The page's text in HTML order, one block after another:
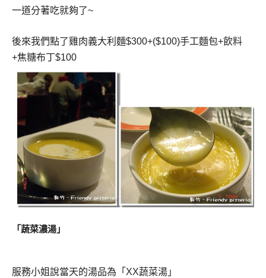
一道分著吃就夠了~
後來我們點了雞肉義大利麵$300+($100)手工麵包+飲料
+焦糖布丁$100
「蔬菜濃湯」
服務小姐說當天的湯品為「 XX蔬菜湯」